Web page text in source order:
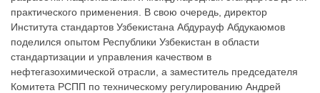
практического применения. В свою очередь, директор
Института стандартов Узбекистана Абдурауф Абдукаюмов
поделился опытом Республики Узбекистан в области
стандартизации и управления качеством в
нефтегазохимической отрасли, а заместитель председателя
Комитета РСПП по техническому регулированию Андрей